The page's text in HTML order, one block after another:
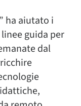
ha aiutato i
guida per
dal